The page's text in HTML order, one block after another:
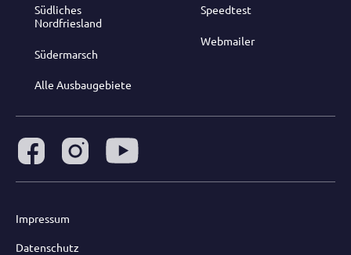
Südliches
Nordfriesland
Südermarsch
Alle Ausbaugebiete
Speedtest
Webmailer
Impressum
Datenschutz